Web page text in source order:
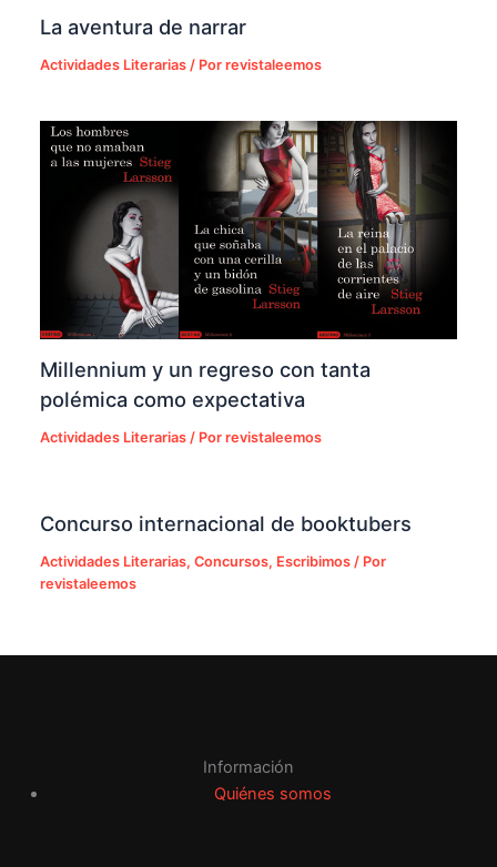
La aventura de narrar
Actividades Literarias / Porrevistaleemos
Millennium y un regreso con tanta
polémica como expectativa
Actividades Literarias / Porrevistaleemos
Concurso internacional de booktubers
Actividades Literarias,Concursos, Escribimos / Por
revistaleemos
Información
Quiénes somos